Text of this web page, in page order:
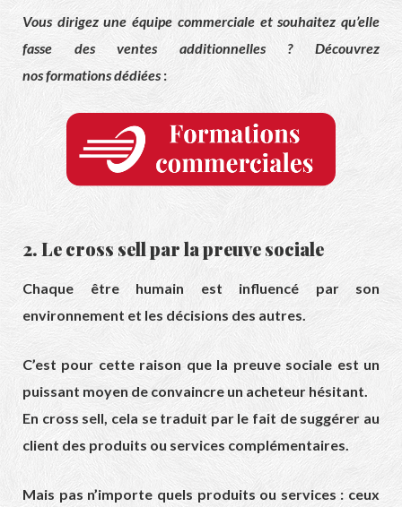
Vous dirigez une équipe commerciale et souhaitez qu’elle
fasse des ventes additionnelles ? Découvrez
nos formations dédiées :
2. Le cross sell par la preuve sociale
Chaque être humain est influencé par son
environnement et les décisions des autres.
C’est pour cette raison que la preuve sociale est un
puissant moyen de convaincre un acheteur hésitant.
En cross sell, cela se traduit par le fait de suggérer au
client des produits ou services complémentaires.
Mais pas n’importe quels produits ou services : ceux